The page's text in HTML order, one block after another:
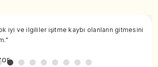
iyi ve ilgililer işitme kaybı olanların gitmesini